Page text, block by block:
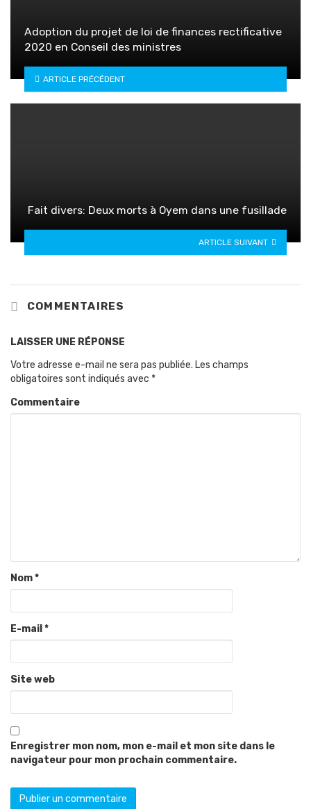
Adoption du projet de loi de finances rectificative
2020 en Conseil des ministres
ARTICLE PRÉCÉDENT
Fait divers: Deux morts à Oyem dans une fusillade
ARTICLE SUIVANT
COMMENTAIRES
LAISSER UNE RÉPONSE
Votre adresse e-mail ne sera pas publiée. Les champs
obligatoires sont indiqués avec *
Commentaire
Nom*
E-mail*
Site web
Enregistrer mon nom, mon e-mail et mon site dans le
navigateur pour mon prochain commentaire.